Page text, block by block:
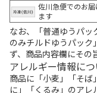
佐川急便でのお届
ます
なお、「普通ゆうパ
のみチルドゆうパック
ず、商品内容欄にその
アレルギー情報に
商品に「小麦」「そば
に」「くるみ」のア